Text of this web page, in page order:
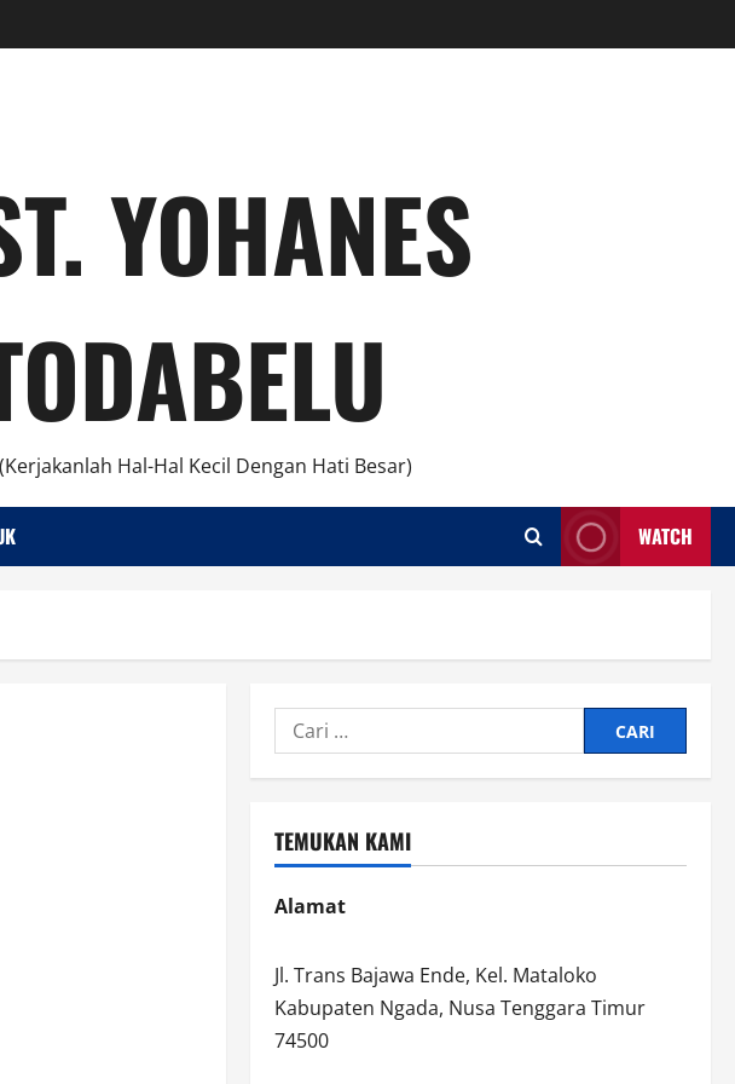
YOHANES
(Kerjakanlah Hal-Hal Kecil Dengan Hati Besar)
WATCH
Cari
untuk:
TEMUKAN KAMI
Alamat
Jl. Trans Bajawa Ende, Kel. Mataloko
Kabupaten Ngada, Nusa Tenggara Timur
74500